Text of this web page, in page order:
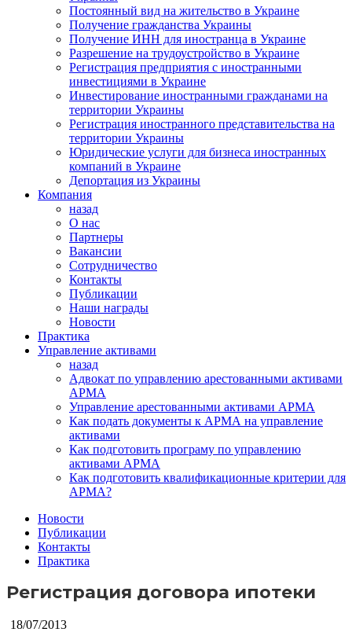
Постоянный вид на жительство в Украине
Получение гражданства Украины
Получение ИНН для иностранца в Украине
Разрешение на трудоустройство в Украине
Регистрация предприятия с иностранными
инвестициями в Украине
Инвестирование иностранными гражданами на
территории Украины
Регистрация иностранного представительства на
территории Украины
Юридические услуги для бизнеса иностранных
компаний в Украине
Депортация из Украины
Компания
назад
О нас
Партнеры
Вакансии
Сотрудничество
Контакты
Публикации
Наши награды
Новости
Практика
Управление активами
назад
Адвокат по управлению арестованными активами
АРМА
Управление арестованными активами АРМА
Как подать документы к АРМА на управление
активами
Как подготовить програму по управлению
активами АРМА
Как подготовить квалификационные критерии для
АРМА?
Новости
Публикации
Контакты
Практика
Регистрация договора ипотеки
18/07/2013